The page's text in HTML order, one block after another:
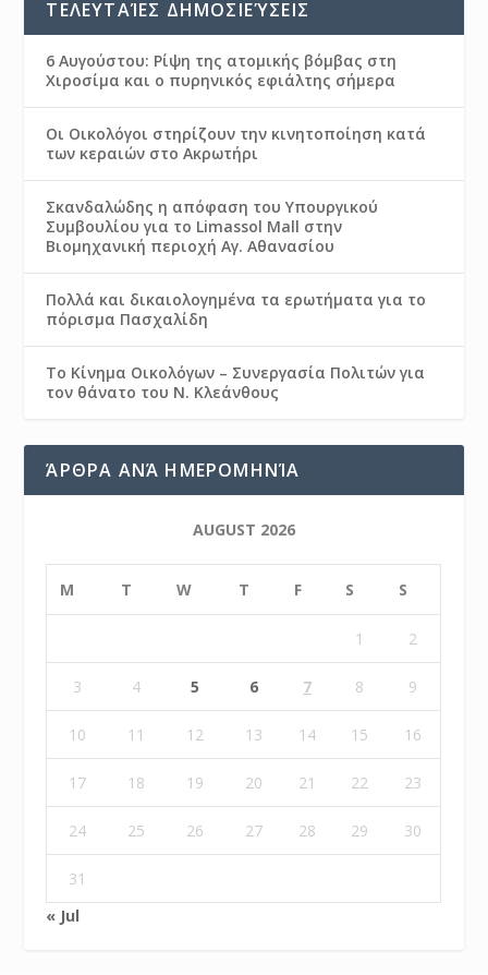
ΤΕΛΕΥΤΑΊΕΣ ΔΗΜΟΣΙΕΎΣΕΙΣ
6 Αυγούστου: Ρίψη της ατομικής βόμβας στη
Χιροσίμα και ο πυρηνικός εφιάλτης σήμερα
Οι Οικολόγοι στηρίζουν την κινητοποίηση κατά
των κεραιών στο Ακρωτήρι
Σκανδαλώδης η απόφαση του Υπουργικού
Συμβουλίου για το Limassol Mall στην
Βιομηχανική περιοχή Αγ. Αθανασίου
Πολλά και δικαιολογημένα τα ερωτήματα για το
πόρισμα Πασχαλίδη
Το Κίνημα Οικολόγων – Συνεργασία Πολιτών για
τον θάνατο του Ν. Κλεάνθους
ΆΡΘΡΑ ΑΝΆ ΗΜΕΡΟΜΗΝΊΑ
AUGUST 2026
M T W T F S S
1 2
3 4 5 6 7 8 9
10 11 12 13 14 15 16
17 18 19 20 21 22 23
24 25 26 27 28 29 30
31
« Jul